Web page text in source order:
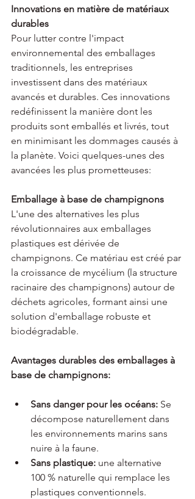
Innovations en matière de matériaux
durables
Pour lutter contre l'impact
environnemental des emballages
traditionnels, les entreprises
investissent dans des matériaux
avancés et durables. Ces innovations
redéfinissent la manière dont les
produits sont emballés et livrés, tout
en minimisant les dommages causés à
la planète. Voici quelques-unes des
avancées les plus prometteuses:
Emballage à base de champignons
L'une des alternatives les plus
révolutionnaires aux emballages
plastiques est dérivée de
champignons. Ce matériau est créé par
la croissance de mycélium (la structure
racinaire des champignons) autour de
déchets agricoles, formant ainsi une
solution d'emballage robuste et
biodégradable.
Avantages durables des emballages à
base de champignons:
Sans danger pour les océans: Se
décompose naturellement dans
les environnements marins sans
nuire à la faune.
Sans plastique: une alternative
100 % naturelle qui remplace les
plastiques conventionnels.